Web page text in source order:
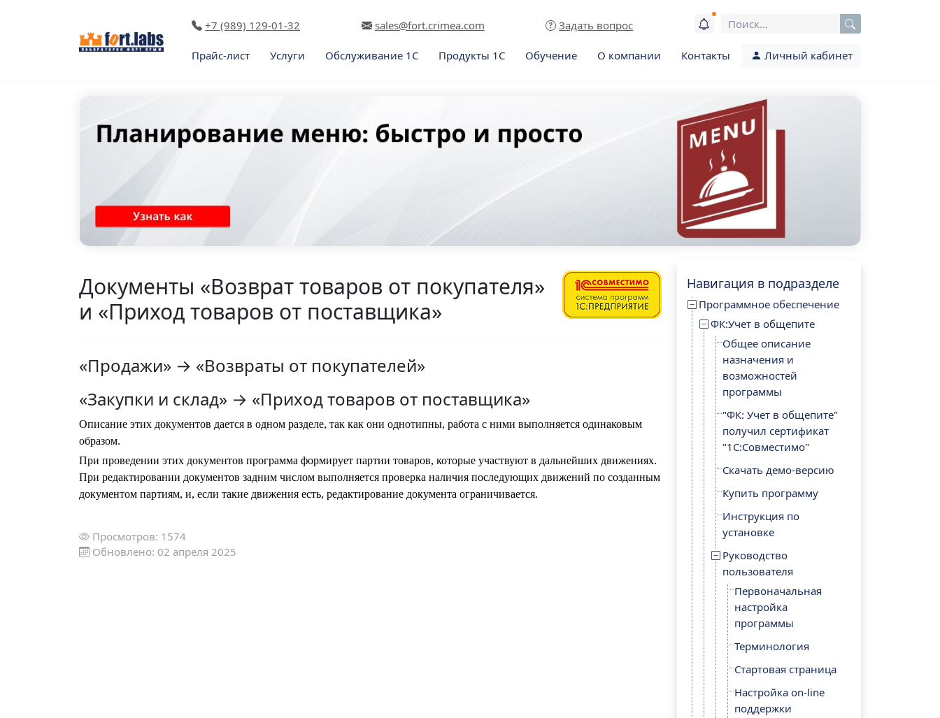
+7 (989) 129-01-32 sales@fort.crimea.com Задать вопрос
Прайс-лист Услуги Обслуживание 1С Продукты 1С Обучение О компании Контакты Личный кабинет
Документы «Возврат товаров от покупателя»
и «Приход товаров от поставщика»
«Продажи» → «Возвраты от покупателей»
«Закупки и склад» → «Приход товаров от поставщика»
Описание этих документов дается в одном разделе, так как они однотипны, работа с ними выполняется одинаковым
образом.
При проведении этих документов программа формирует партии товаров, которые участвуют в дальнейших движениях.
При редактировании документов задним числом выполняется проверка наличия последующих движений по созданным
документом партиям, и, если такие движения есть, редактирование документа ограничивается.
Просмотров: 1574
Обновлено: 02 апреля 2025
Навигация в подразделе
Программное обеспечение
ФК:Учет в общепите
Общее описание
назначения и
возможностей
программы
"ФК: Учет в общепите"
получил сертификат
"1С:Совместимо"
Скачать демо-версию
Купить программу
Инструкция по
установке
Руководство
пользователя
Первоначальная
настройка
программы
Терминология
Стартовая страница
Настройка on-line
поддержки